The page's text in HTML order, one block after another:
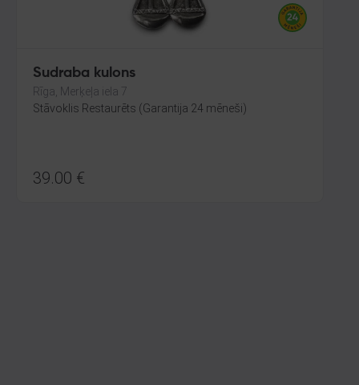
Sudraba kulons
Rīga, Merķeļa iela 7
Stāvoklis Restaurēts (Garantija 24 mēneši)
39.00 €